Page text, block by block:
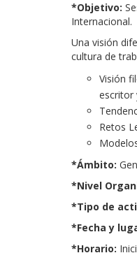
*Objetivo:
Internacional.
Una visión
cultura de
Visión
escritor
Retos
*Ámbito:
*Nivel
*Tipo de
*Fecha y
*Horario: